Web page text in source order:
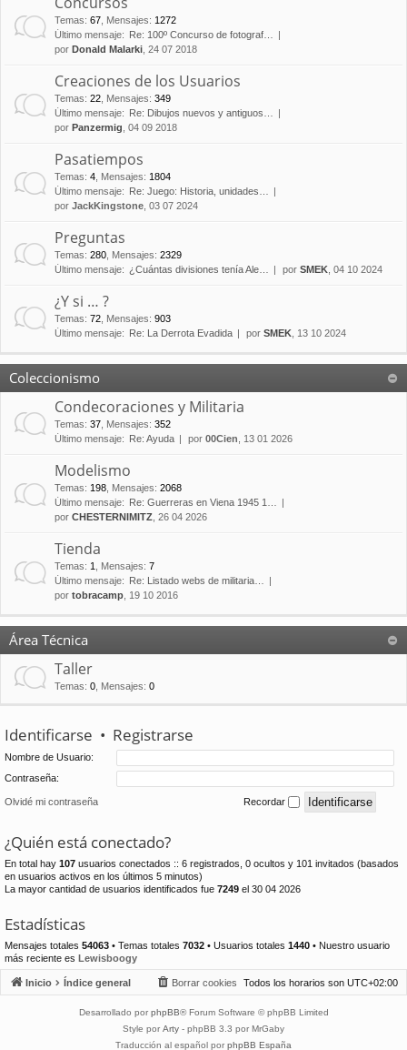
Temas: 67 Mensajes: 1272
Último mensaje:
Re: 100º Concurso de fotograf…
por Donald Malarki , 24 07 2018
Creaciones de los Usuarios
Temas: 22 Mensajes: 349
Último mensaje:
Re: Dibujos nuevos y antiguos…
por Panzermig , 04 09 2018
Pasatiempos
Temas: 4 Mensajes: 1804
Último mensaje:
Re: Juego: Historia, unidades…
por JackKingstone , 03 07 2024
Preguntas
Temas: 280 Mensajes: 2329
Último mensaje: ¿Cuántas divisiones tenía Ale… por SMEK , 04 10 2024
¿Y si … ?
Temas: 72 Mensajes: 903
Último mensaje:
Re: La Derrota Evadida por SMEK , 13 10 2024
Coleccionismo
Condecoraciones y Militaria
Temas: 37 Mensajes: 352
Último mensaje:
Re: Ayuda por 00Cien , 13 01 2026
Modelismo
Temas: 198 Mensajes: 2068
Último mensaje:
Re: Guerreras en Viena 1945 1…
por CHESTERNIMITZ , 26 04 2026
Tienda
Temas: 1 Mensajes: 7
Último mensaje:
Re: Listado webs de militaria…
por tobracamp , 19 10 2016
Área Técnica
Taller
Temas: 0 Mensajes: 0
Identificarse • Registrarse
Nombre de Usuario:
Contraseña:
Olvidé mi contraseña Recordar
¿Quién está conectado?
En total hay 107 usuarios conectados :: 6 registrados, 0 ocultos y 101 invitados (basados
en usuarios activos en los últimos 5 minutos)
La mayor cantidad de usuarios identificados fue 7249 el 30 04 2026
Estadísticas
Mensajes totales 54063 • Temas totales 7032 • Usuarios totales 1440 • Nuestro usuario
más reciente es Lewisboogy
Inicio Índice general Todos los horarios son UTC+02:00
Borrar cookies
Desarrollado por phpBB® Forum Software © phpBB Limited
Style por Arty - phpBB 3.3 por MrGaby
Traducción al español por phpBB España